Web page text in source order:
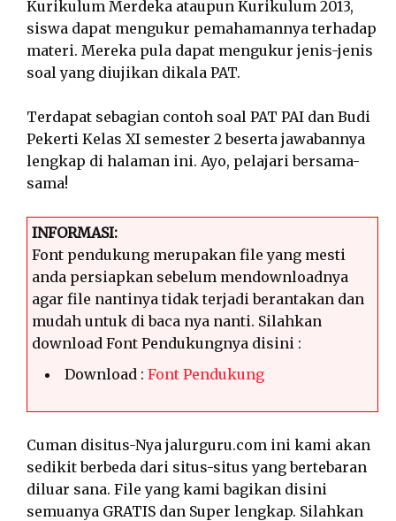
Kurikulum Merdeka ataupun Kurikulum 2013,
siswa dapat mengukur pemahamannya terhadap
materi. Mereka pula dapat mengukur jenis-jenis
soal yang diujikan dikala PAT.
Terdapat sebagian contoh soal PAT PAI dan Budi
Pekerti Kelas XI semester 2 beserta jawabannya
lengkap di halaman ini. Ayo, pelajari bersama-
sama!
INFORMASI:
Font pendukung merupakan file yang mesti
anda persiapkan sebelum mendownloadnya
agar file nantinya tidak terjadi berantakan dan
mudah untuk di baca nya nanti. Silahkan
download Font Pendukungnya disini :
Download : Font Pendukung
Cuman disitus-Nya jalurguru.com ini kami akan
sedikit berbeda dari situs-situs yang bertebaran
diluar sana. File yang kami bagikan disini
semuanya GRATIS dan Super lengkap. Silahkan